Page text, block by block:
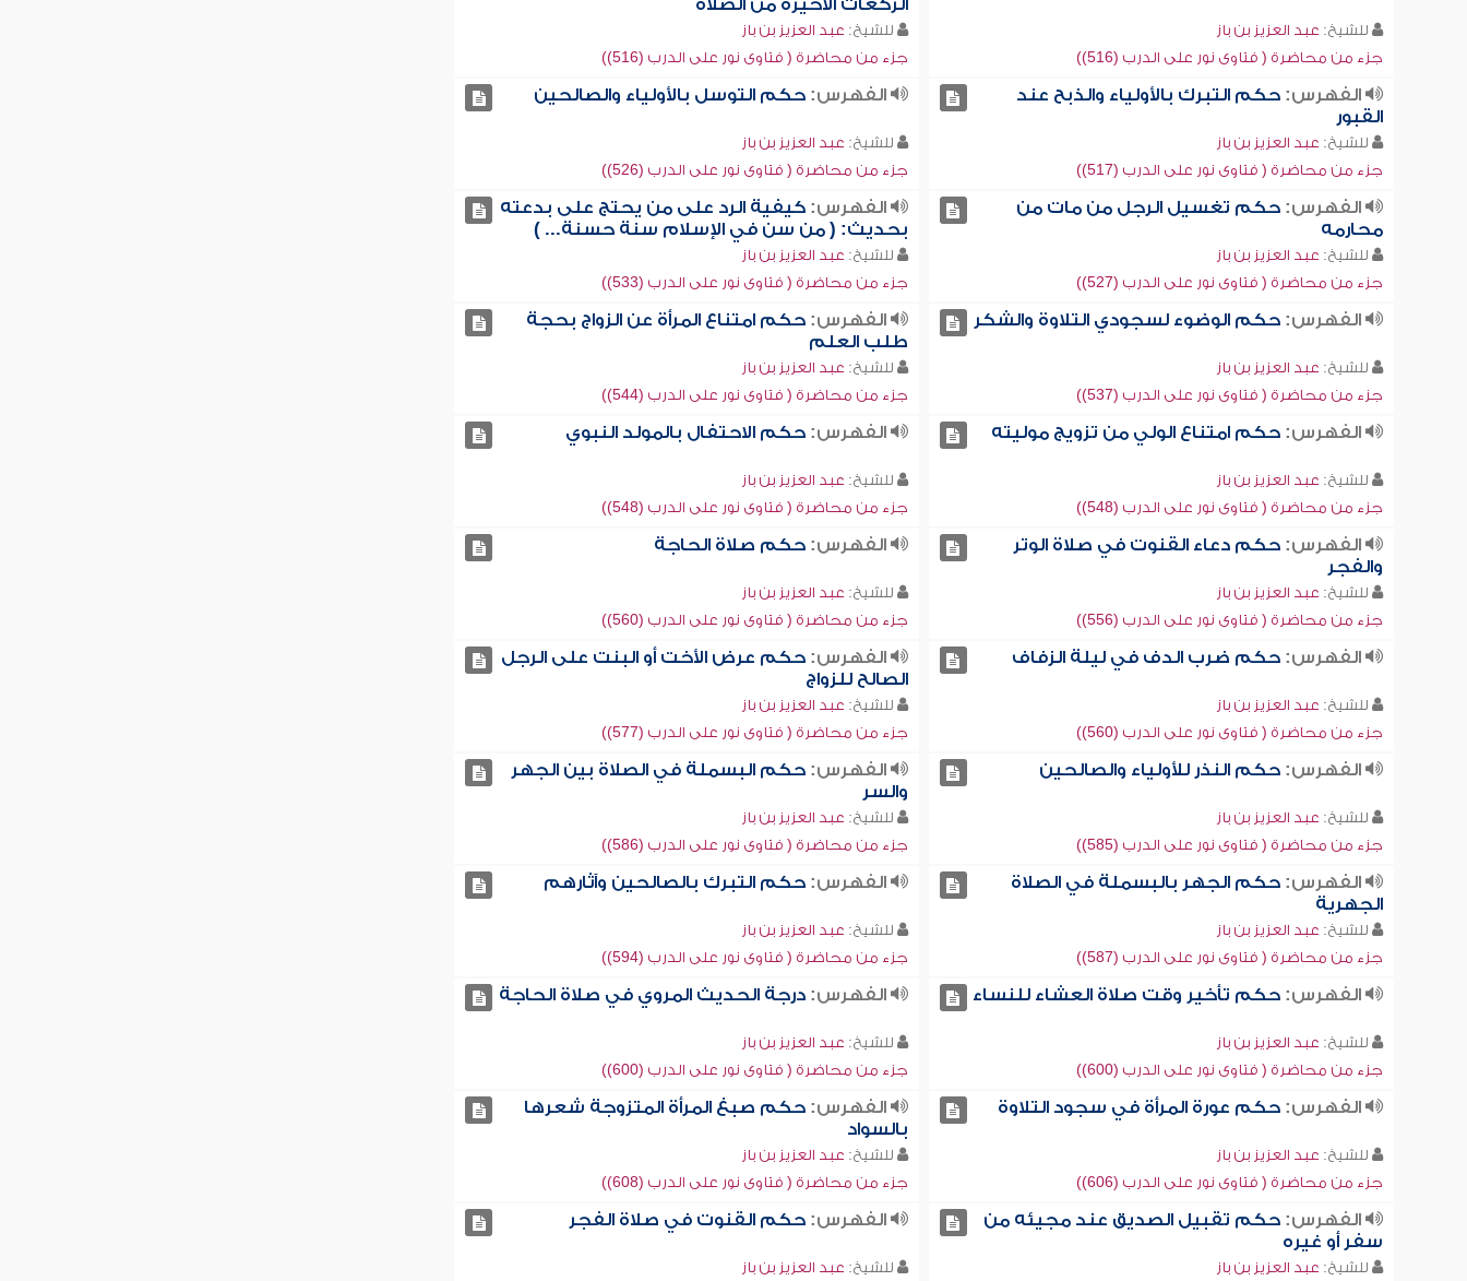
للشيخ: عبد العزيز بن باز
جزء من محاضرة ( فتاوى نور على الدرب (516))
الركعات الأخيرة من الصلاة
للشيخ: عبد العزيز بن باز
جزء من محاضرة ( فتاوى نور على الدرب (516))
الفهرس:حكم التبرك بالأولياء والذبح عند
القبور
للشيخ: عبد العزيز بن باز
جزء من محاضرة ( فتاوى نور على الدرب (517))
الفهرس: حكم التوسل بالأولياء والصالحين
للشيخ: عبد العزيز بن باز
جزء من محاضرة ( فتاوى نور على الدرب (526))
الفهرس:حكم تغسيل الرجل من مات من
محارمه
للشيخ: عبد العزيز بن باز
جزء من محاضرة ( فتاوى نور على الدرب (527))
الفهرس: كيفية الرد على من يحتج على بدعته
بحديث: ( من سن في الإسلام سنة حسنة... )
للشيخ: عبد العزيز بن باز
جزء من محاضرة ( فتاوى نور على الدرب (533))
الفهرس:حكم الوضوء لسجودي التلاوة والشكر
للشيخ: عبد العزيز بن باز
جزء من محاضرة ( فتاوى نور على الدرب (537))
الفهرس: حكم امتناع المرأة عن الزواج بحجة
طلب العلم
للشيخ: عبد العزيز بن باز
جزء من محاضرة ( فتاوى نور على الدرب (544))
الفهرس:حكم امتناع الولي من تزويج موليته
للشيخ: عبد العزيز بن باز
جزء من محاضرة ( فتاوى نور على الدرب (548))
الفهرس: حكم الاحتفال بالمولد النبوي
للشيخ: عبد العزيز بن باز
جزء من محاضرة ( فتاوى نور على الدرب (548))
الفهرس:حكم دعاء القنوت في صلاة الوتر
والفجر
للشيخ: عبد العزيز بن باز
جزء من محاضرة ( فتاوى نور على الدرب (556))
الفهرس: حكم صلاة الحاجة
للشيخ: عبد العزيز بن باز
جزء من محاضرة ( فتاوى نور على الدرب (560))
الفهرس:حكم ضرب الدف في ليلة الزفاف
للشيخ: عبد العزيز بن باز
جزء من محاضرة ( فتاوى نور على الدرب (560))
الفهرس: حكم عرض الأخت أو البنت على الرجل
الصالح للزواج
للشيخ: عبد العزيز بن باز
جزء من محاضرة ( فتاوى نور على الدرب (577))
الفهرس:حكم النذر للأولياء والصالحين
للشيخ: عبد العزيز بن باز
جزء من محاضرة ( فتاوى نور على الدرب (585))
الفهرس: حكم البسملة في الصلاة بين الجهر
والسر
للشيخ: عبد العزيز بن باز
جزء من محاضرة ( فتاوى نور على الدرب (586))
الفهرس:حكم الجهر بالبسملة في الصلاة
الجهرية
للشيخ: عبد العزيز بن باز
جزء من محاضرة ( فتاوى نور على الدرب (587))
الفهرس: حكم التبرك بالصالحين وآثارهم
للشيخ: عبد العزيز بن باز
جزء من محاضرة ( فتاوى نور على الدرب (594))
الفهرس:حكم تأخير وقت صلاة العشاء للنساء
للشيخ: عبد العزيز بن باز
جزء من محاضرة ( فتاوى نور على الدرب (600))
الفهرس: درجة الحديث المروي في صلاة الحاجة
للشيخ: عبد العزيز بن باز
جزء من محاضرة ( فتاوى نور على الدرب (600))
الفهرس:حكم عورة المرأة في سجود التلاوة
للشيخ: عبد العزيز بن باز
جزء من محاضرة ( فتاوى نور على الدرب (606))
الفهرس: حكم صبغ المرأة المتزوجة شعرها
بالسواد
للشيخ: عبد العزيز بن باز
جزء من محاضرة ( فتاوى نور على الدرب (608))
الفهرس:حكم تقبيل الصديق عند مجيئه من
سفر أو غيره
للشيخ: عبد العزيز بن باز
الفهرس: حكم القنوت في صلاة الفجر
للشيخ: عبد العزيز بن باز